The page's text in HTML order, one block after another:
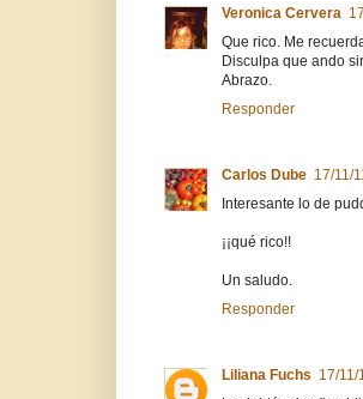
Veronica Cervera
Que rico. Me
Disculpa que ando
Abrazo.
Responder
Carlos Dube 17/11/
Interesante lo de
¡¡qué rico!!
Un saludo.
Responder
Liliana Fuchs 17/11/